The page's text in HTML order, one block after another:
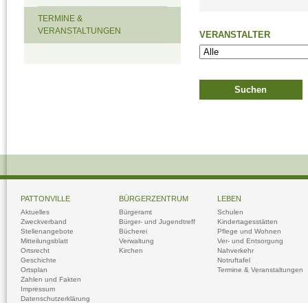
TERMINE &
VERANSTALTUNGEN
VERANSTALTER
PATTONVILLE
Aktuelles
Zweckverband
Stellenangebote
Mitteilungsblatt
Ortsrecht
Geschichte
Ortsplan
Zahlen und Fakten
Impressum
Datenschutzerklärung
BÜRGERZENTRUM
Bürgeramt
Bürger- und Jugendtreff
Bücherei
Verwaltung
Kirchen
LEBEN
Schulen
Kindertagesstätten
Pflege und Wohnen
Ver- und Entsorgung
Nahverkehr
Notruftafel
Termine & Veranstaltungen